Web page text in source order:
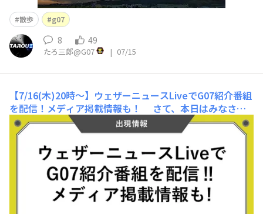
散歩 g07
8 49
たろ三郎@G07 | 07/15
【7/16(木)20時～】ウェザーニュースLiveでG07紹介番組
を配信！メディア掲載情報も！
さて、本日はみなさん
にお知らせがあります！なんと、「ウェザーニュースLiv
e」で、G07紹介番組が配信されることが決定しました！
✨ きっと、みなさんの中にも、ウェザーニュースアプリ
を活用されている方も多いと思います。今回は、そんなウ
ェザーニュースLiveで、G07の魅力をたっぷり語られる予